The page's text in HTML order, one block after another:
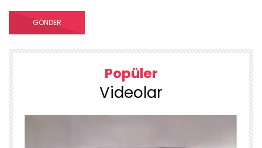
Popüler
Videolar